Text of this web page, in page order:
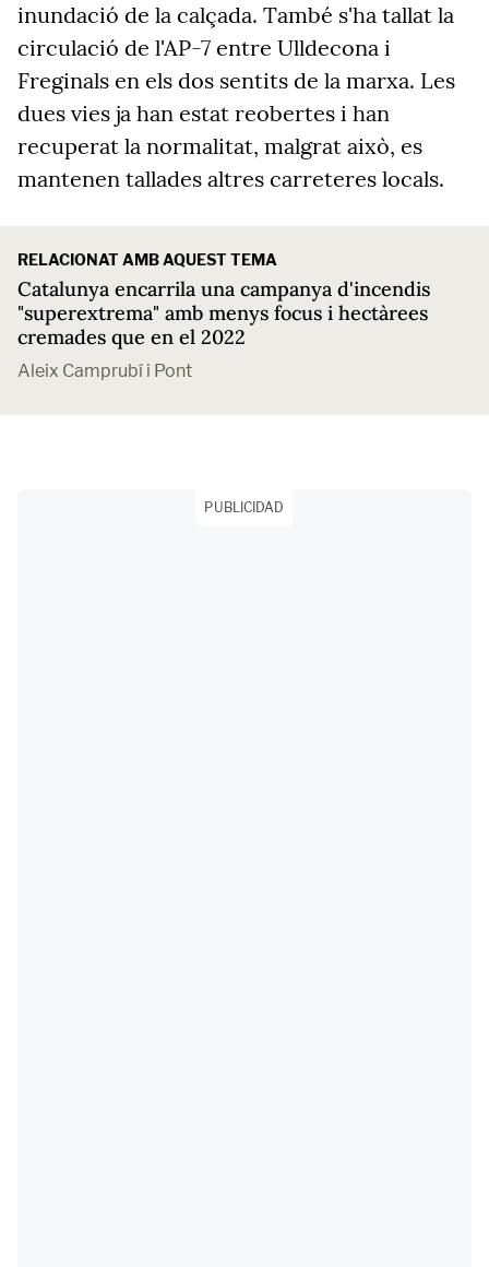
inundació de la calçada. També s'ha tallat la
circulació de l'AP-7 entre Ulldecona i
Freginals en els dos sentits de la marxa. Les
dues vies ja han estat reobertes i han
recuperat la normalitat, malgrat això, es
mantenen tallades altres carreteres locals.
RELACIONAT AMB AQUEST TEMA
Catalunya encarrila una campanya d'incendis
"superextrema" amb menys focus i hectàrees
cremades que en el 2022
Aleix Camprubí i Pont
PUBLICIDAD